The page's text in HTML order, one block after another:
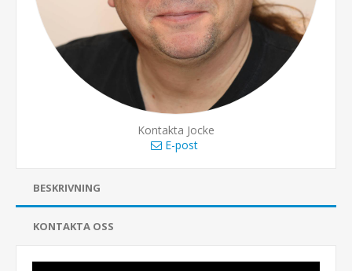
Kontakta Jocke
E-post
BESKRIVNING
KONTAKTA OSS